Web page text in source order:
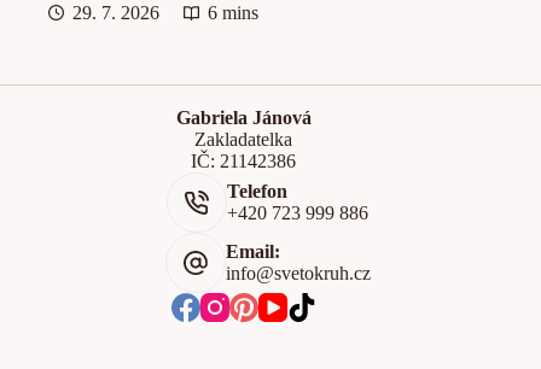
29. 7. 2026
6 mins
Gabriela Jánová
Zakladatelka
IČ: 21142386
Telefon
+420 723 999 886
Email:
info@svetokruh.cz